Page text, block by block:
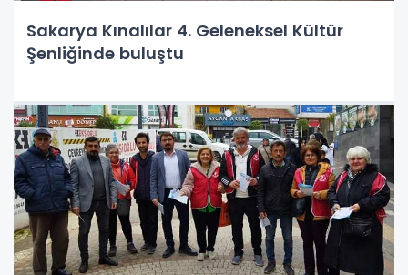
Sakarya Kınalılar 4. Geleneksel Kültür
Şenliğinde buluştu